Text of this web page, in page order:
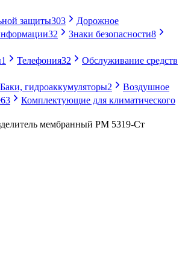
защиты303
Дорожное
32 Знаки безопасности8
1 Телефония32
Обслуживание средств
Баки, гидроаккумуляторы2
Воздушное
63
Комплектующие для климатического
мембранный РМ 5319-Ст